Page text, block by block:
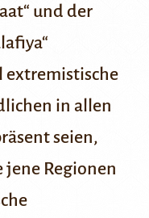
und der
extremistische
in allen
seien,
jene Regionen